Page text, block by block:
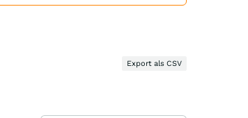
Export als CSV